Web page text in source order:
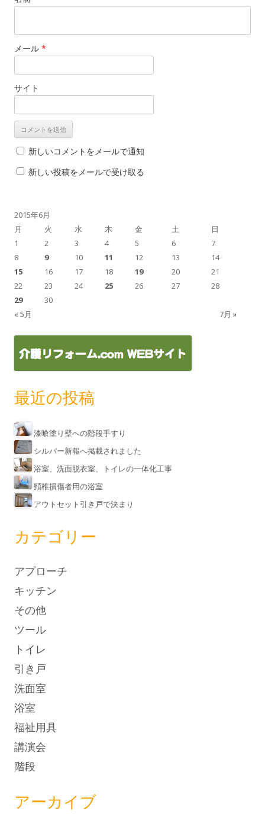
メール *
サイト
新しいコメントをメールで通知
新しい投稿をメールで受け取る
2015年6月
月
火 水 木 金 土 日
« 5月 7月 »
1 2 3 4 5 6
7
8
9 10 11 12 13
14
15
16 17 18 19 20
21
22
23 24 25 26 27
28
29
30
最近の投稿
漆喰塗り壁への階段手すり
シルバー新報へ掲載されました
浴室、洗面脱衣室、トイレの一体化工事
頸椎損傷者用の浴室
アウトセット引き戸で決まり
カテゴリー
アプローチ
キッチン
その他
ツール
トイレ
引き戸
洗面室
浴室
福祉用具
講演会
階段
アーカイブ